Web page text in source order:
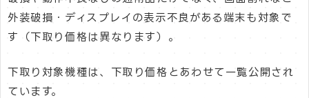
外装破損・ディスプレイの表示不良がある端末も対象で
す（下取り価格は異なります）。
下取り対象機種は、下取り価格とあわせて一覧公開され
ています。